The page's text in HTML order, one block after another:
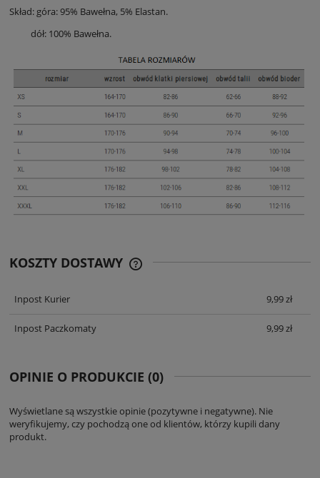
Skład: góra: 95% Bawełna, 5% Elastan.
dół: 100% Bawełna.
KOSZTY DOSTAWY
Inpost Kurier
9,99 zł
Inpost Paczkomaty 9,99 zł
OPINIE O PRODUKCIE (0)
Wyświetlane są wszystkie opinie (pozytywne i negatywne). Nie
weryfikujemy, czy pochodzą one od klientów, którzy kupili dany
produkt.